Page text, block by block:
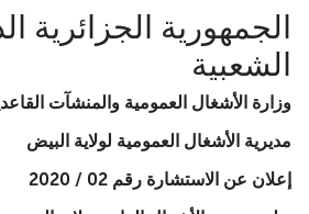
الجمهورية الجزائرية
الشعبية
وزارة الأشغال العمومية والمنشآت القاعدية
مديرية الأشغال العمومية لولاية البيض
إعلانعن الاستشارة رقم 02 / 2020
الجمهورية الجزائرية
الشعبية
وزارة الأشغال العمومية والمنشآت
مديرية الأشغال العمومية لولاية البيض
إعلان عن الاستشارة رقم 02 / 2020